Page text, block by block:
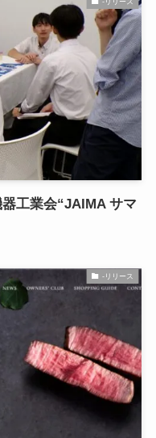
工業会“JAIMA サマ
-リリース